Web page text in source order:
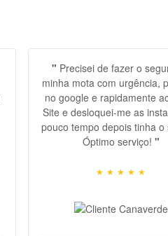
" Precisei de fazer o
minha mota com urgência,
no google e rapidamente
Site e desloquei-me as
pouco tempo depois tinha o
Óptimo serviço! "
★ ★ ★ ★ ★